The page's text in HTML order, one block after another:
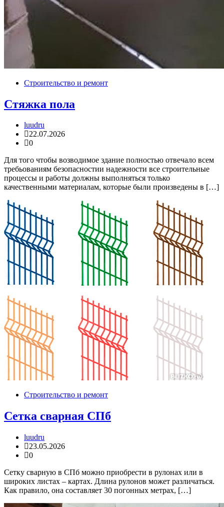
Строительство и ремонт
Стяжка пола
luudru
22.07.2026
0
Для того чтобы возводимое здание полностью отвечало всем
требьованиям безопасностии надежности все строительные
процессы и работы должны выполняться только
качественными материалам, которые были произведены в […]
Строительство и ремонт
Сетка сварная СПб
luudru
23.05.2026
0
Сетку сварную в СПб можно приобрести в рулонах или в
широких листах – картах. Длина рулонов может различаться.
Как правило, она составляет 30 погонных метрах, […]